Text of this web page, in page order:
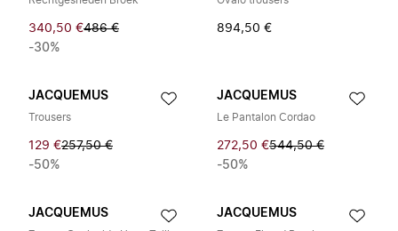
340,50 €486 €
-30%
894,50 €
JACQUEMUS
Trousers
129 €257,50 €
-50%
JACQUEMUS
Le Pantalon Cordao
272,50 €544,50 €
-50%
JACQUEMUS JACQUEMUS